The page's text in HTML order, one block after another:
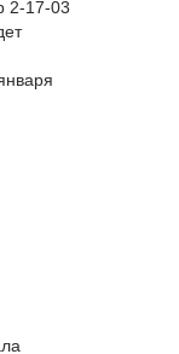
2-17-03